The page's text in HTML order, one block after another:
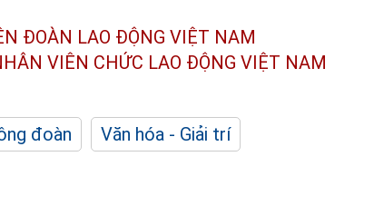
ĐOÀN LAO ĐỘNG VIỆT NAM
VIÊN CHỨC LAO ĐỘNG VIỆT NAM
đoàn
Văn hóa - Giải trí